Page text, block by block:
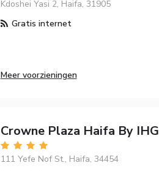
Kdoshei Yasi 2, Haifa, 31905
Gratis internet
Meer voorzieningen
Crowne Plaza Haifa By IHG
111 Yefe Nof St., Haifa, 34454